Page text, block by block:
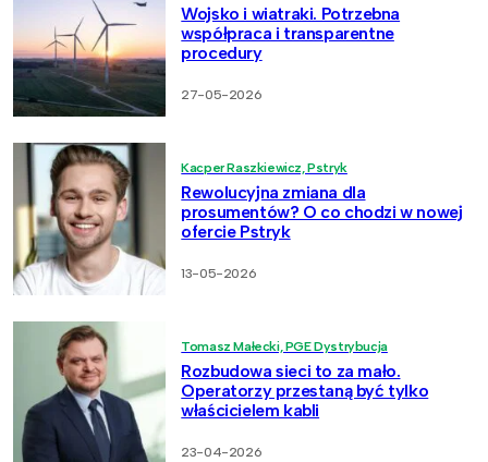
Wojsko i wiatraki. Potrzebna
współpraca i transparentne
procedury
27-05-2026
Kacper Raszkiewicz, Pstryk
Rewolucyjna zmiana dla
prosumentów? O co chodzi w nowej
ofercie Pstryk
13-05-2026
Tomasz Małecki, PGE Dystrybucja
Rozbudowa sieci to za mało.
Operatorzy przestaną być tylko
właścicielem kabli
23-04-2026